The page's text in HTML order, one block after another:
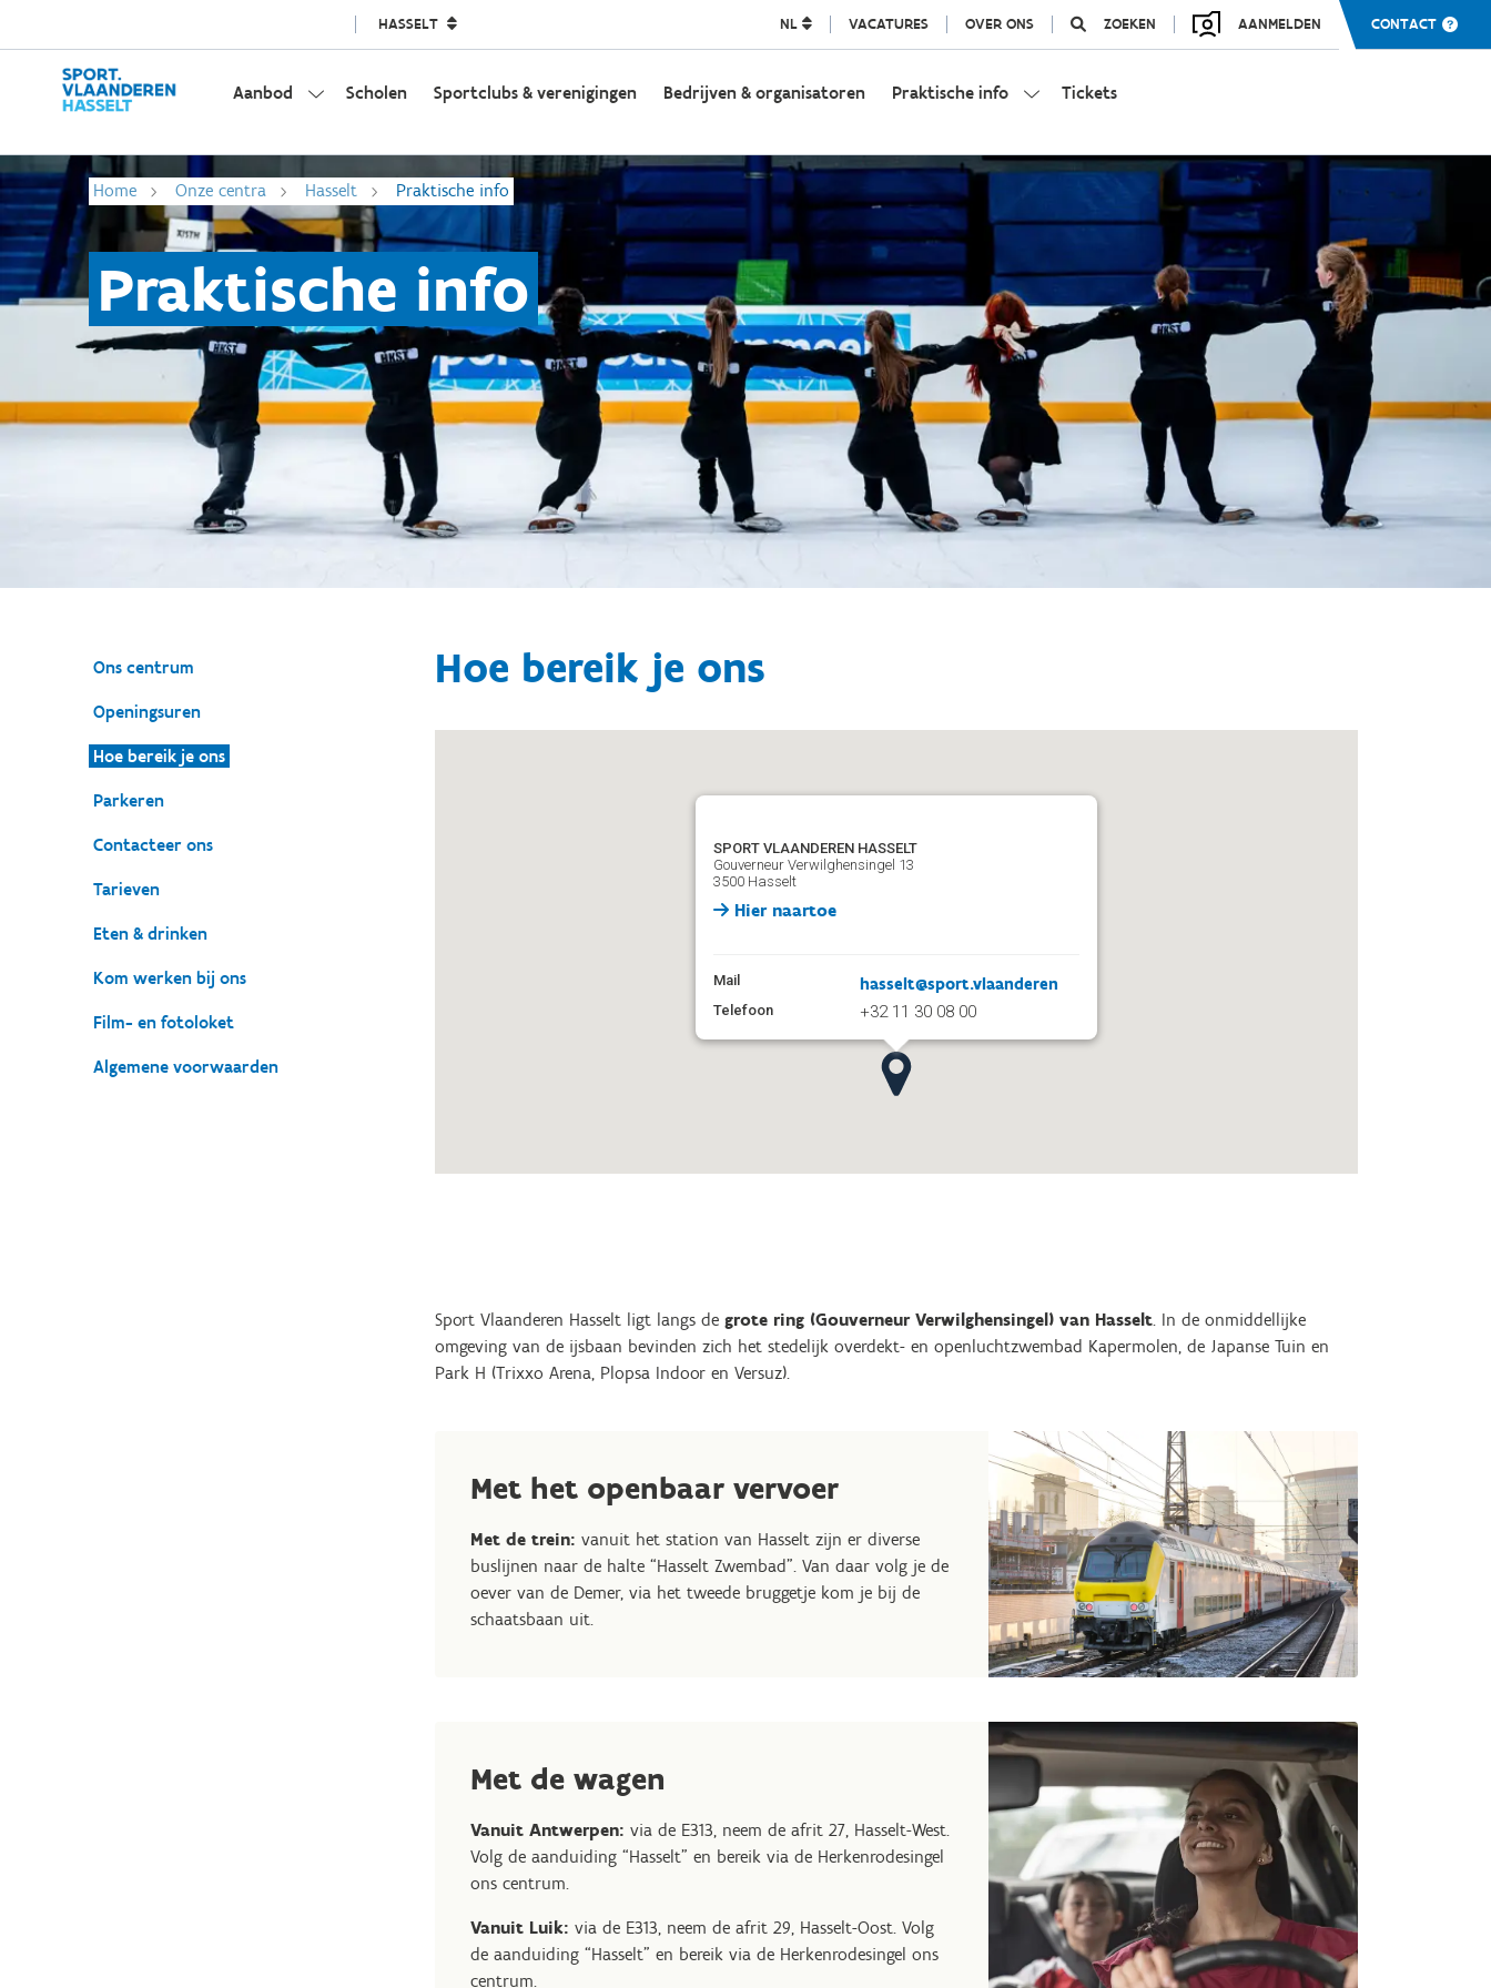
HASSELT NL VACATURES OVER ONS ZOEKEN AANMELDEN CONTACT
Aanbod Scholen Sportclubs & verenigingen Bedrijven & organisatoren Praktische info Tickets
Home Onze centra Hasselt Praktische info
Praktische info
Ons centrum
Openingsuren
Hoe bereik je ons
Parkeren
Contacteer ons
Tarieven
Eten & drinken
Kom werken bij ons
Film- en fotoloket
Algemene voorwaarden
Hoe bereik je ons
SPORT VLAANDEREN HASSELT
Gouverneur Verwilghensingel 13
3500 Hasselt
Hier naartoe
Mail hasselt@sport.vlaanderen
Telefoon +32 11 30 08 00
Sport Vlaanderen Hasselt ligt langs de grote ring (Gouverneur Verwilghensingel) van Hasselt. In de onmiddellijke
omgeving van de ijsbaan bevinden zich het stedelijk overdekt- en openluchtzwembad Kapermolen, de Japanse Tuin en
Park H (Trixxo Arena, Plopsa Indoor en Versuz).
Met het openbaar vervoer
Met de trein: vanuit het station van Hasselt zijn er diverse
buslijnen naar de halte “Hasselt Zwembad”. Van daar volg je de
oever van de Demer, via het tweede bruggetje kom je bij de
schaatsbaan uit.
Met de wagen
Vanuit Antwerpen: via de E313, neem de afrit 27, Hasselt-West.
Volg de aanduiding “Hasselt” en bereik via de Herkenrodesingel
ons centrum.
Vanuit Luik: via de E313, neem de afrit 29, Hasselt-Oost. Volg
de aanduiding “Hasselt” en bereik via de Herkenrodesingel ons
centrum.